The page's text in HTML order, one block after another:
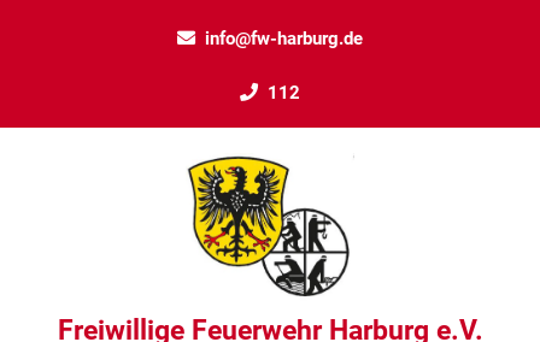
info@fw-harburg.de
112
Freiwillige Feuerwehr Harburg e.V.